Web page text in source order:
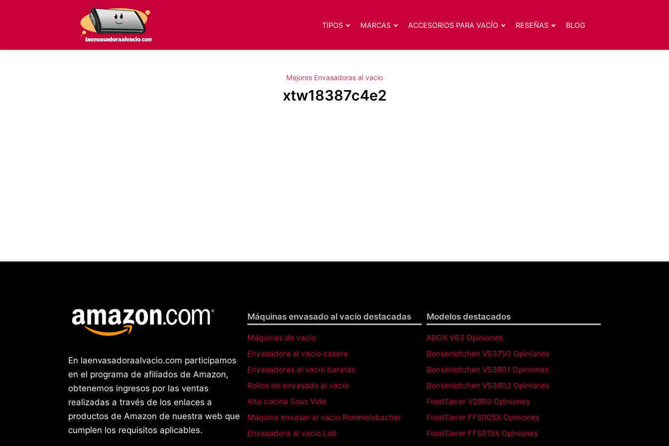
TIPOS MARCAS ACCESORIOS PARA VACÍO RESEÑAS BLOG
Mejores Envasadoras al vacio
xtw18387c4e2
En laenvasadoraalvacio.com participamos
en el programa de afiliados de Amazon,
obtenemos ingresos por las ventas
realizadas a través de los enlaces a
productos de Amazon de nuestra web que
cumplen los requisitos aplicables.
Máquinas envasado al vacío destacadas
Máquinas de vacío
Envasadora al vacío casera
Envasadoras al vacío baratas
Rollos de envasado al vacío
Alta cocina Sous Vide
Máquina envasar al vacío Rommelsbacher
Envasadora al vacío Lidl
Modelos destacados
ABOX V63 Opiniones
Bonsenkitchen VS3750 Opiniones
Bonsenkitchen VS3801 Opiniones
Bonsenkitchen VS3802 Opiniones
FoodSaver V2860 Opiniones
FoodSaver FFS005X Opiniones
FoodSaver FFS015X Opiniones